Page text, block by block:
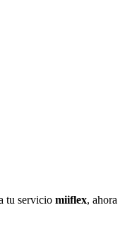
tu servicio miiflex, ahora